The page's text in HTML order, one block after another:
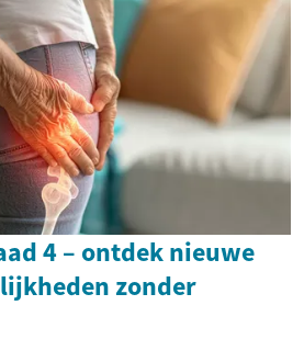
4 – ontdek nieuwe
zonder